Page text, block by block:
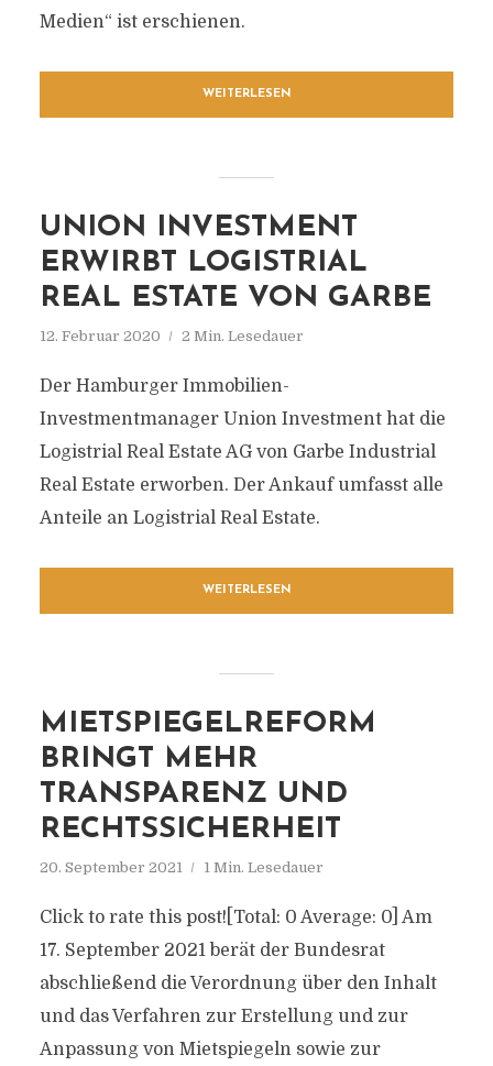
Medien“ ist erschienen.
WEITERLESEN
UNION INVESTMENT
ERWIRBT LOGISTRIAL
REAL ESTATE VON GARBE
12. Februar 2020 2 Min. Lesedauer
Der Hamburger Immobilien-
Investmentmanager Union Investment hat die
Logistrial Real Estate AG von Garbe Industrial
Real Estate erworben. Der Ankauf umfasst alle
Anteile an Logistrial Real Estate.
WEITERLESEN
MIETSPIEGELREFORM
BRINGT MEHR
TRANSPARENZ UND
RECHTSSICHERHEIT
20. September 2021 1 Min. Lesedauer
Click to rate this post![Total: 0 Average: 0] Am
17. September 2021 berät der Bundesrat
abschließend die Verordnung über den Inhalt
und das Verfahren zur Erstellung und zur
Anpassung von Mietspiegeln sowie zur